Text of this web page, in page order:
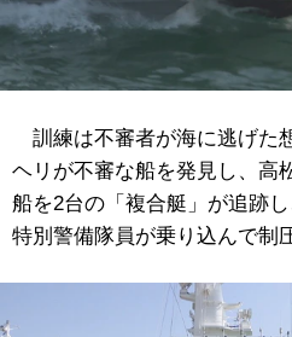
訓練は不審者が海に逃げた
ヘリが不審な船を発見し、高
船を2台の「複合艇」が追跡
特別警備隊員が乗り込んで制